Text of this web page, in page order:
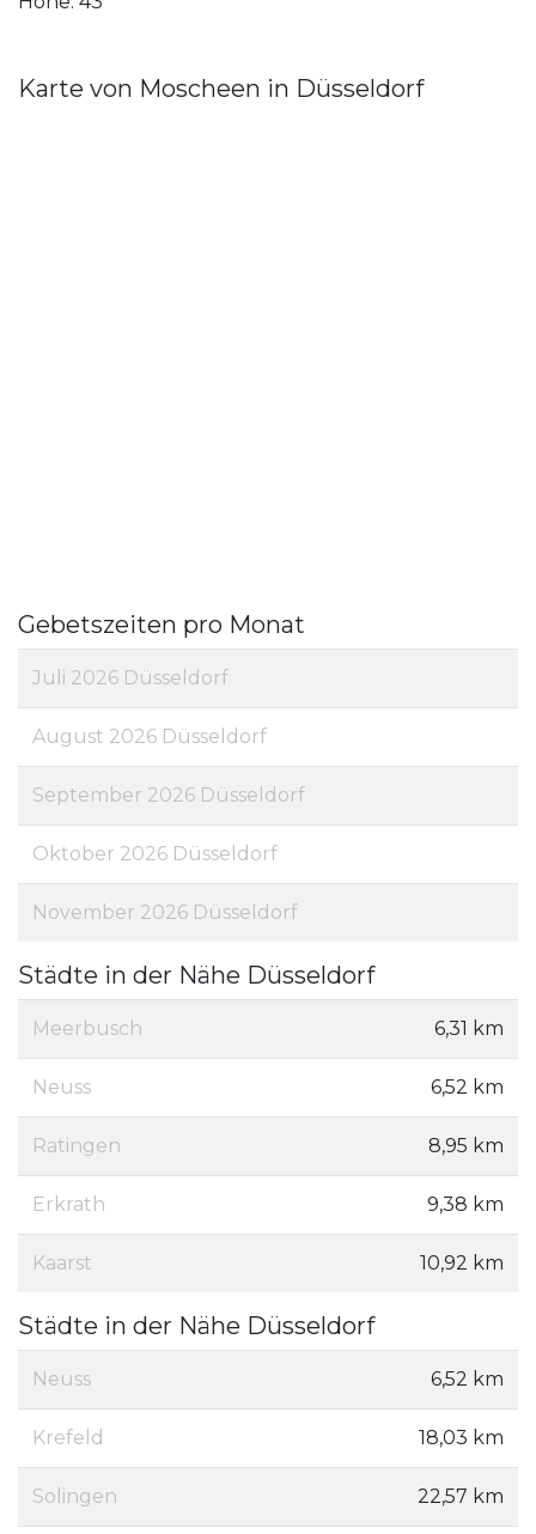
Karte von Moscheen in Düsseldorf
Gebetszeiten pro Monat
Juli 2026 Düsseldorf
August 2026 Düsseldorf
September 2026 Düsseldorf
Oktober 2026 Düsseldorf
November 2026 Düsseldorf
Städte in der Nähe Düsseldorf
Meerbusch 6,31 km
Neuss 6,52 km
Ratingen 8,95 km
Erkrath 9,38 km
Kaarst 10,92 km
Städte in der Nähe Düsseldorf
Neuss 6,52 km
Krefeld 18,03 km
Solingen 22,57 km